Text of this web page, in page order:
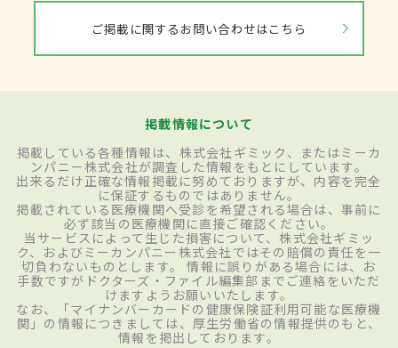
ご掲載に関するお問い合わせはこちら
掲載情報について
掲載している各種情報は、株式会社ギミック、またはミーカ
ンパニー株式会社が調査した情報をもとにしています。
出来るだけ正確な情報掲載に努めておりますが、内容を完全
に保証するものではありません。
掲載されている医療機関へ受診を希望される場合は、事前に
必ず該当の医療機関に直接ご確認ください。
当サービスによって生じた損害について、株式会社ギミッ
ク、およびミーカンパニー株式会社ではその賠償の責任を一
切負わないものとします。 情報に誤りがある場合には、お
手数ですがドクターズ・ファイル編集部までご連絡をいただ
けますようお願いいたします。
なお、「マイナンバーカードの健康保険証利用可能な医療機
関」の情報につきましては、厚生労働省の情報提供のもと、
情報を掲出しております。